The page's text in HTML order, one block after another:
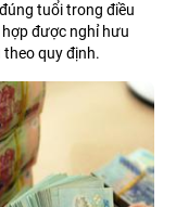
tuổi trong điều
được nghỉ hưu
quy định.